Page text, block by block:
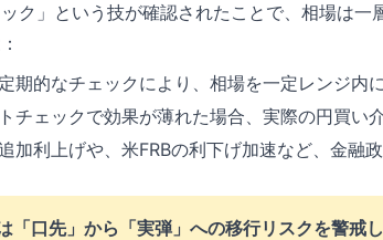
ク」という技が確認されたことで、相場は一
定期的なチェックにより、相場を一定レンジ内
チェックで効果が薄れた場合、実際の円買い
加利上げや、米FRBの利下げ加速など、金融政
「口先」から「実弾」への移行リスクを警戒